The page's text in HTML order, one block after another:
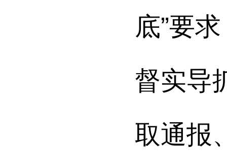
底”要
督实导
取通报